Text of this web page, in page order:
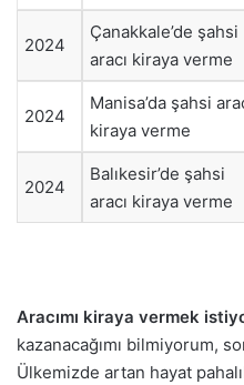
2024
Çanakkale’de şahsi
aracı kiraya verme
2024
Manisa’da şahsi
kiraya verme
2024
Balıkesir’de şahsi
aracı kiraya verme
Aracımı kiraya vermek
kazanacağımı bilmiyorum,
Ülkemizde artan hayat